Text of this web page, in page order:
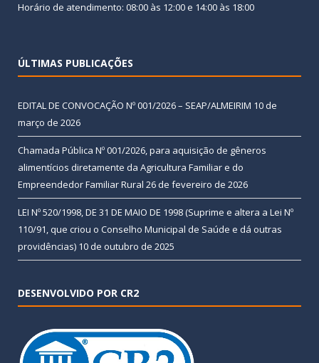
Horário de atendimento: 08:00 às 12:00 e 14:00 às 18:00
ÚLTIMAS PUBLICAÇÕES
EDITAL DE CONVOCAÇÃO Nº 001/2026 – SEAP/ALMEIRIM 10 de
março de 2026
Chamada Pública Nº 001/2026, para aquisição de gêneros
alimentícios diretamente da Agricultura Familiar e do
Empreendedor Familiar Rural 26 de fevereiro de 2026
LEI Nº 520/1998, DE 31 DE MAIO DE 1998 (Suprime e altera a Lei Nº
110/91, que criou o Conselho Municipal de Saúde e dá outras
providências) 10 de outubro de 2025
DESENVOLVIDO POR CR2